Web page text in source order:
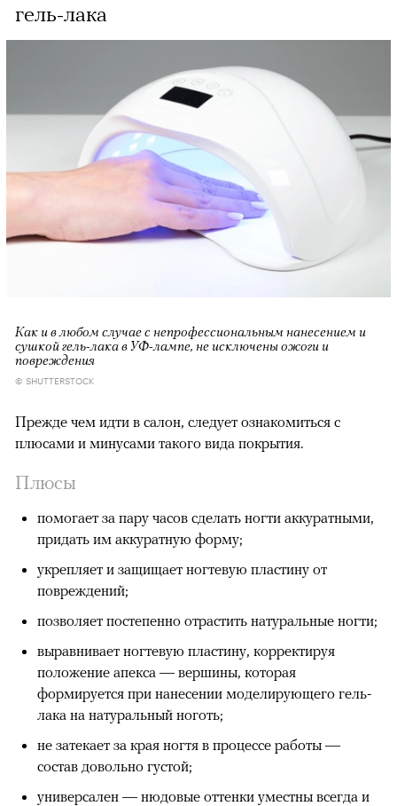
гель-лака
Как и в любом случае с непрофессиональным нанесением и
сушкой гель-лака в УФ-лампе, не исключены ожоги и
повреждения
© SHUTTERSTOCK
Прежде чем идти в салон, следует ознакомиться с
плюсами и минусами такого вида покрытия.
Плюсы
помогает за пару часов сделать ногти аккуратными,
придать им аккуратную форму;
укрепляет и защищает ногтевую пластину от
повреждений;
позволяет постепенно отрастить натуральные ногти;
выравнивает ногтевую пластину, корректируя
положение апекса — вершины, которая
формируется при нанесении моделирующего гель-
лака на натуральный ноготь;
не затекает за края ногтя в процессе работы —
состав довольно густой;
универсален — нюдовые оттенки уместны всегда и